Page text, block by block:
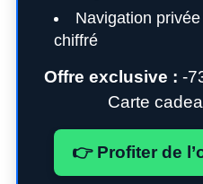
Navigation
chiffré
Offre exclusive : -
Carte
👉 Profiter de